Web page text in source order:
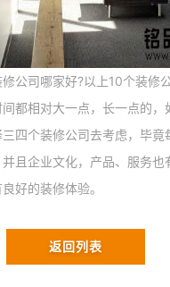
司哪家好?以上10个装修
都相对大一点，长一点的，
四个装修公司去考虑，毕竟
且企业文化，产品、服务也
好的装修体验。
返回列表